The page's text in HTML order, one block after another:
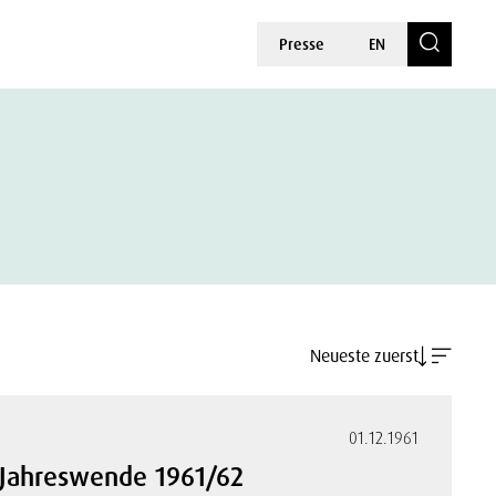
Presse EN
Neueste zuerst
01.12.1961
1961/62